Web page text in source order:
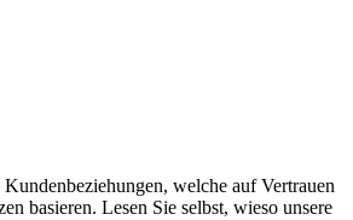
welche auf Vertrauen
basieren. Lesen Sie selbst, wieso unsere